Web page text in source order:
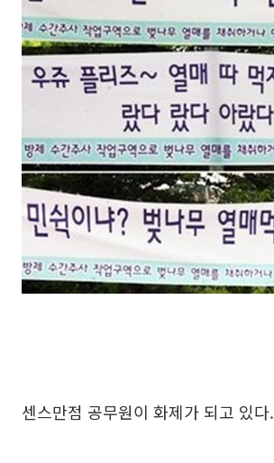
센스만점 공무원이 화제가 되고 있다.